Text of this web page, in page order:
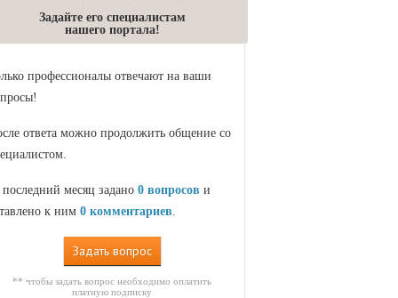
Задайте его специалистам
нашего портала!
профессионалы отвечают на ваши
ответа можно продолжить общение со
последний месяц задано 0 вопросов и
к ним 0 комментариев
Задать вопрос
** чтобы задать вопрос необходимо оплатить
платную подписку